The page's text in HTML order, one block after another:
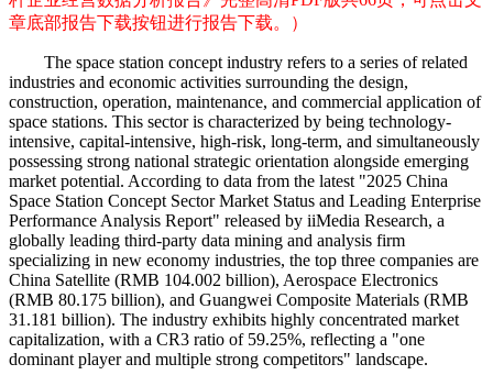
章底部报告下载按钮进行报告下载。）
The space station concept industry refers to a series of related
industries and economic activities surrounding the design,
construction, operation, maintenance, and commercial application of
space stations. This sector is characterized by being technology-
intensive, capital-intensive, high-risk, long-term, and simultaneously
possessing strong national strategic orientation alongside emerging
market potential. According to data from the latest "2025 China
Space Station Concept Sector Market Status and Leading Enterprise
Performance Analysis Report" released by iiMedia Research, a
globally leading third-party data mining and analysis firm
specializing in new economy industries, the top three companies are
China Satellite (RMB 104.002 billion), Aerospace Electronics
(RMB 80.175 billion), and Guangwei Composite Materials (RMB
31.181 billion). The industry exhibits highly concentrated market
capitalization, with a CR3 ratio of 59.25%, reflecting a "one
dominant player and multiple strong competitors" landscape.